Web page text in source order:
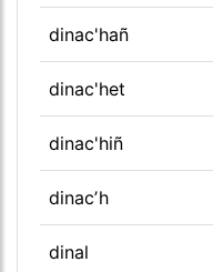
dinac'hañ
dinac'het
dinac'hiñ
dinacʼh
dinal